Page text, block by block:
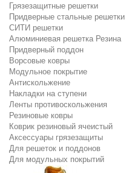
Грязезащитные решетки
Придверные стальные решетки
СИТИ решетки
Алюминиевая решетка Резина
Придверный поддон
Ворсовые ковры
Модульное покрытие
Антискольжение
Накладки на ступени
Ленты противоскольжения
Резиновые ковры
Коврик резиновый ячеистый
Аксессуары грязезащиты
Для решеток и поддонов
Для модульных покрытий